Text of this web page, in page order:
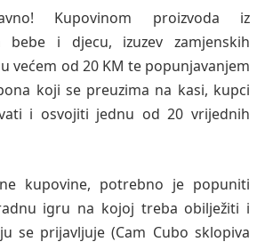
Kupovinom proizvoda iz
bebe i djecu, izuzev zamjenskih
većem od 20 KM te popunjavanjem
koji se preuzima na kasi, kupci
i osvojiti jednu od 20 vrijednih
kupovine, potrebno je popuniti
igru na kojoj treba obilježiti i
se prijavljuje (Cam Cubo sklopiva